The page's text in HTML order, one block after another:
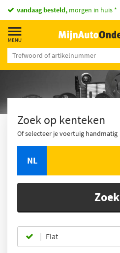
vandaag besteld, morgen in huis *
Zoek op kenteken
Of selecteer je voertuig handmatig
NL
Zoek
Fiat